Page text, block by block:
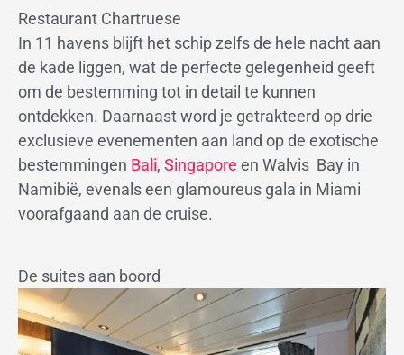
Restaurant Chartruese
In 11 havens blijft het schip zelfs de hele nacht aan
de kade liggen, wat de perfecte gelegenheid geeft
om de bestemming tot in detail te kunnen
ontdekken. Daarnaast word je getrakteerd op drie
exclusieve evenementen aan land op de exotische
bestemmingen Bali, Singapore en Walvis Bay in
Namibië, evenals een glamoureus gala in Miami
voorafgaand aan de cruise.
De suites aan boord